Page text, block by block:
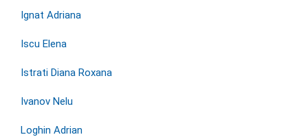
Ignat Adriana
Iscu Elena
Istrati Diana Roxana
Ivanov Nelu
Loghin Adrian